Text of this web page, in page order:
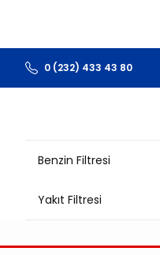
0 (232) 433 43 80
Benzin Filtresi
Yakıt Filtresi